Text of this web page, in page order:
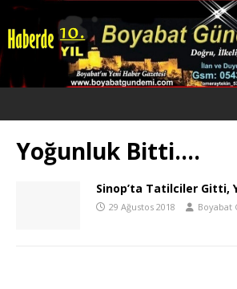
Yoğunluk Bitti….
Sinop’ta Tatilciler Gitti,
29 Ağustos 2018 Boyabat